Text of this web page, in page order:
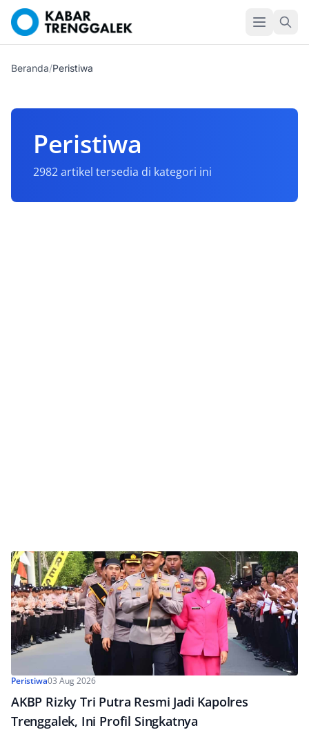
Beranda/Peristiwa
Peristiwa
2982 artikel tersedia di kategori ini
Peristiwa03 Aug 2026
AKBP Rizky Tri Putra Resmi Jadi Kapolres
Trenggalek, Ini Profil Singkatnya